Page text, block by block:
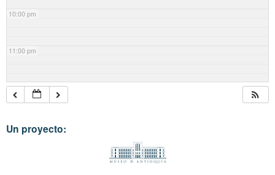
10:00 pm
11:00 pm
Un proyecto: